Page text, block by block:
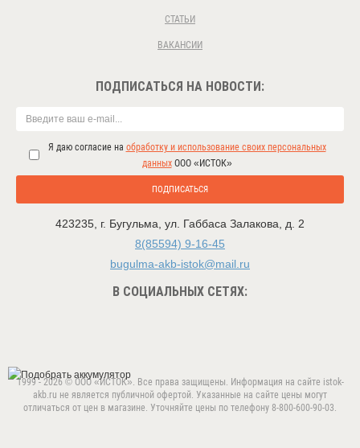
СТАТЬИ
ВАКАНСИИ
ПОДПИСАТЬСЯ НА НОВОСТИ:
Я даю согласие на обработку и использование своих персональных
данныхООО «ИСТОК»
ПОДПИСАТЬСЯ
423235 г. Бугульма ул. Габбаса Залакова, д. 2
8(85594) 9-16-45
bugulma-akb-istok@mail.ru
В СОЦИАЛЬНЫХ СЕТЯХ:
1999 - 2026 © ООО «ИСТОК». Все права защищены. Информация на сайте istok-
akb.ru не является публичной офертой. Указанные на сайте цены могут
отличаться от цен в магазине. Уточняйте цены по телефону 8-800-600-90-03.